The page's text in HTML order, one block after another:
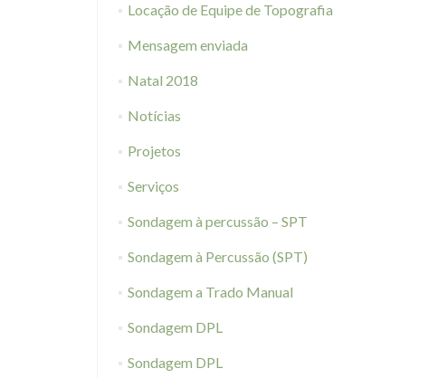
Locação de Equipe de Topografia
Mensagem enviada
Natal 2018
Notícias
Projetos
Serviços
Sondagem à percussão – SPT
Sondagem à Percussão (SPT)
Sondagem a Trado Manual
Sondagem DPL
Sondagem DPL